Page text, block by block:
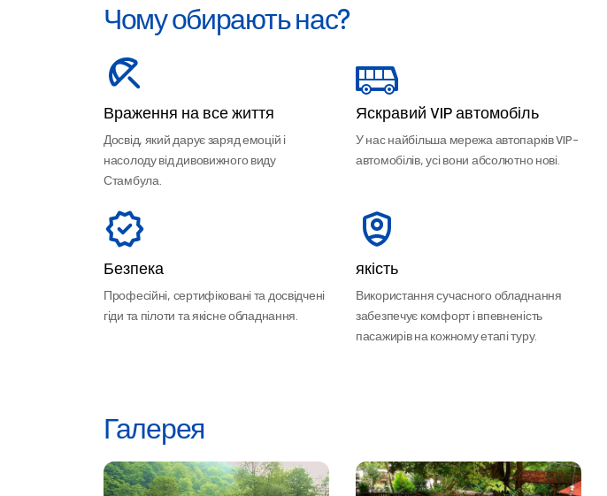
Чому обирають нас?
Враження на все життя
Досвід, який дарує заряд емоцій і
насолоду від дивовижного виду
Стамбула.
Яскравий VIP автомобіль
У нас найбільша мережа автопарків VIP-
автомобілів, усі вони абсолютно нові.
Безпека
Професійні, сертифіковані та досвідчені
гіди та пілоти та якісне обладнання.
якість
Використання сучасного обладнання
забезпечує комфорт і впевненість
пасажирів на кожному етапі туру.
Галерея